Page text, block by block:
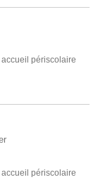
accueil périscolaire
accueil périscolaire